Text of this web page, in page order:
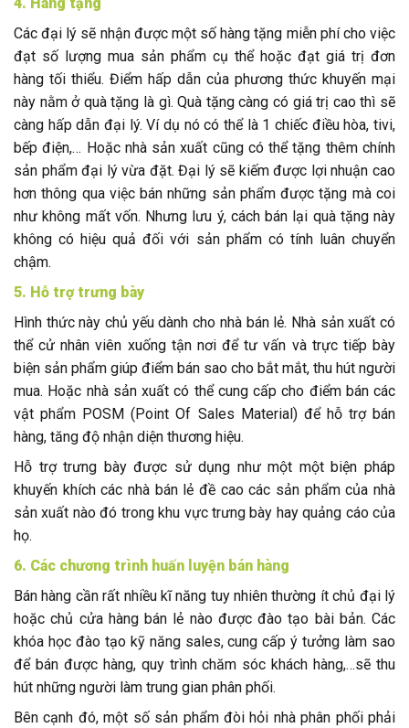
Các đại lý sẽ nhận được một số hàng tặng miễn phí cho việc
đạt số lượng mua sản phẩm cụ thể hoặc đạt giá trị đơn
hàng tối thiểu. Điểm hấp dẫn của phương thức khuyến mại
này nằm ở quà tặng là gì. Quà tặng càng có giá trị cao thì sẽ
càng hấp dẫn đại lý. Ví dụ nó có thể là 1 chiếc điều hòa, tivi,
bếp điện,… Hoặc nhà sản xuất cũng có thể tặng thêm chính
sản phẩm đại lý vừa đặt. Đại lý sẽ kiếm được lợi nhuận cao
hơn thông qua việc bán những sản phẩm được tặng mà coi
như không mất vốn. Nhưng lưu ý, cách bán lại quà tặng này
không có hiệu quả đối với sản phẩm có tính luân chuyển
chậm.
5. Hỗ trợ trưng bày
Hình thức này chủ yếu dành cho nhà bán lẻ. Nhà sản xuất có
thể cử nhân viên xuống tận nơi để tư vấn và trực tiếp bày
biện sản phẩm giúp điểm bán sao cho bắt mắt, thu hút người
mua. Hoặc nhà sản xuất có thể cung cấp cho điểm bán các
vật phẩm POSM (Point Of Sales Material) để hỗ trợ bán
hàng, tăng độ nhận diện thương hiệu.
Hỗ trợ trưng bày được sử dụng như một một biện pháp
khuyến khích các nhà bán lẻ đề cao các sản phẩm của nhà
sản xuất nào đó trong khu vực trưng bày hay quảng cáo của
họ.
6. Các chương trình huấn luyện bán hàng
Bán hàng cần rất nhiều kĩ năng tuy nhiên thường ít chủ đại lý
hoặc chủ cửa hàng bán lẻ nào được đào tạo bài bản. Các
khóa học đào tạo kỹ năng sales, cung cấp ý tưởng làm sao
để bán được hàng, quy trình chăm sóc khách hàng,…sẽ thu
hút những người làm trung gian phân phối.
Bên cạnh đó, một số sản phẩm đòi hỏi nhà phân phối phải